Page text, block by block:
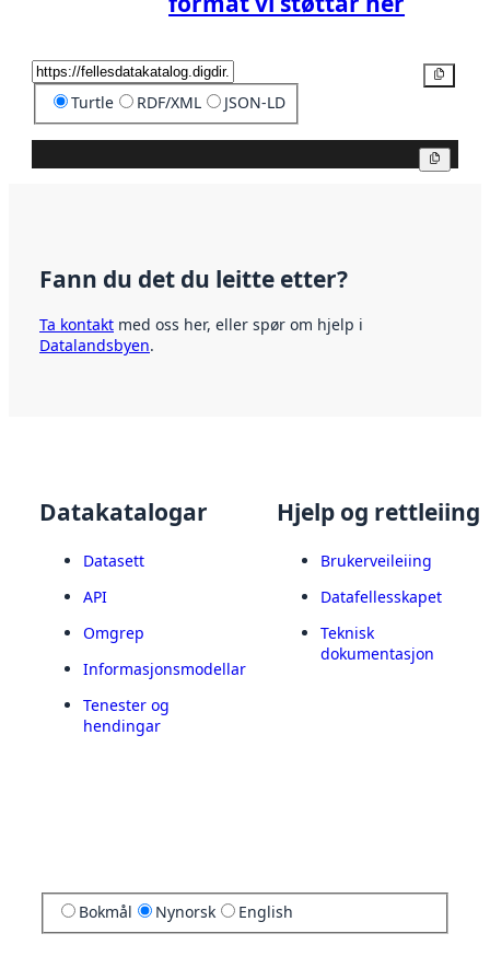
Turtle RDF/XML JSON-LD
Fann du det du leitte etter?
Ta kontakt med oss her, eller spør om hjelp i
Datalandsbyen.
Datakatalogar
Datasett
API
Omgrep
Informasjonsmodellar
Tenester og
hendingar
Hjelp og rettleiing
Brukerveileiing
Datafellesskapet
Teknisk
dokumentasjon
Bokmål Nynorsk English